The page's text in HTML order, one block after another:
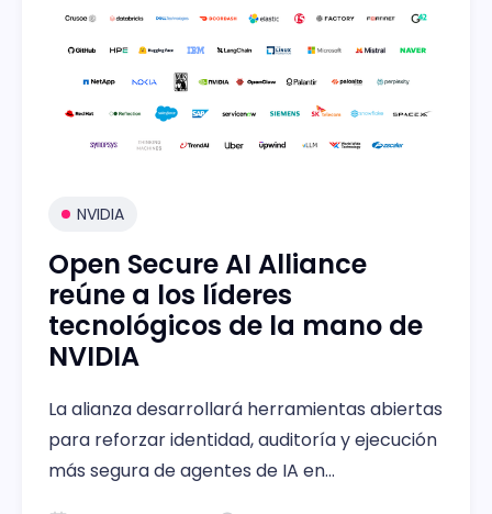
NVIDIA
Open Secure AI Alliance
reúne a los líderes
tecnológicos de la mano de
NVIDIA
La alianza desarrollará herramientas abiertas
para reforzar identidad, auditoría y ejecución
más segura de agentes de IA en